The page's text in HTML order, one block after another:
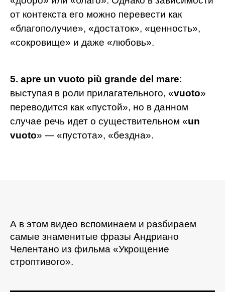
от контекста его можно перевести как
«благополучие», «достаток», «ценность»,
«сокровище» и даже «любовь».
5. apre un vuoto più grande del mare:
выступая в роли прилагательного, «vuoto»
переводится как «пустой», но в данном
случае речь идет о существительном «un
vuoto» — «пустота», «бездна».
А в этом видео вспоминаем и разбираем
самые знаменитые фразы Андриано
Челентано из фильма «Укрощение
строптивого».